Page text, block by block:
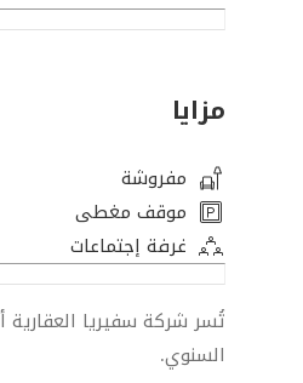
مزايا
مفروشة
موقف مغطى
غرفة إجتماعات
السنوي.